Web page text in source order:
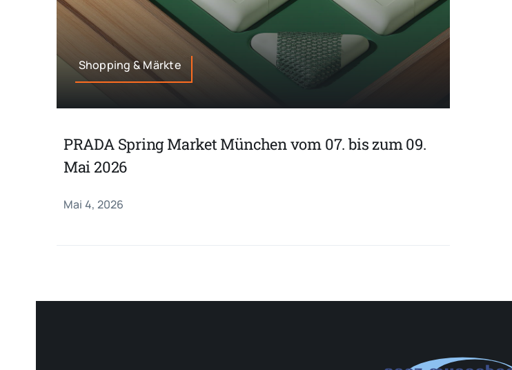
Shopping & Märkte
PRADA Spring Market München vom 07. bis zum 09.
Mai 2026
Mai 4, 2026